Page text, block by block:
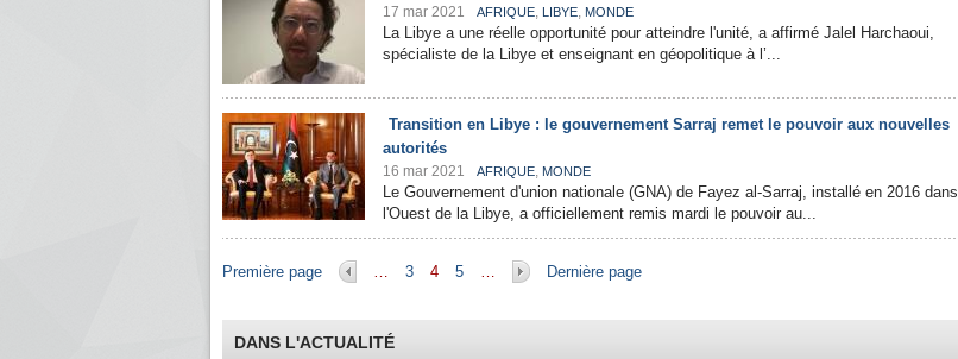
17 mar 2021 AFRIQUE, LIBYE, MONDE
La Libye a une réelle opportunité pour atteindre l'unité, a affirmé Jalel Harchaoui,
spécialiste de la Libye et enseignant en géopolitique à l’...
Transition en Libye : le gouvernement Sarraj remet le pouvoir aux nouvelles
autorités
16 mar 2021 AFRIQUE, MONDE
Le Gouvernement d'union nationale (GNA) de Fayez al-Sarraj, installé en 2016 dans
l'Ouest de la Libye, a officiellement remis mardi le pouvoir au...
Pages
Première page … 3 4 5 … Dernière page
DANS L'ACTUALITÉ